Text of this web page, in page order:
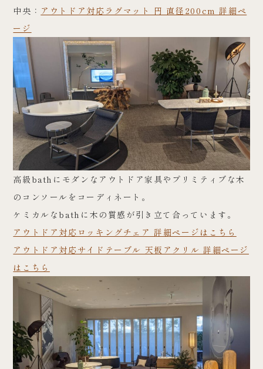
中央： アウトドア対応ラグマット 円 直径200cm 詳細ペ
ージ
高級bathにモダンなアウトドア家具やプリミティブな木
のコンソールをコーディネート。
ケミカルなbathに木の質感が引き立て合っています。
アウトドア対応ロッキングチェア 詳細ページはこちら
アウトドア対応サイドテーブル 天板アクリル 詳細ページ
はこちら